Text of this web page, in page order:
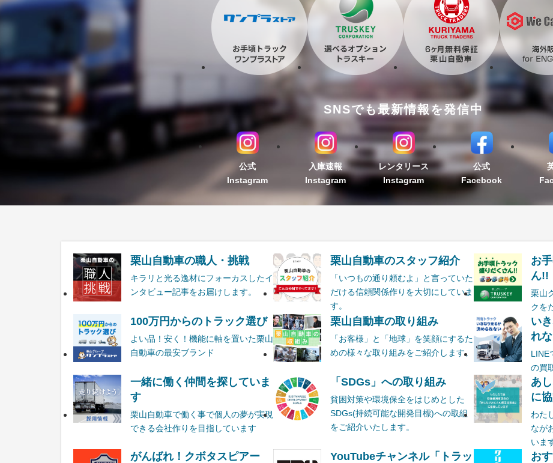
SNSでも最新情報を発信中
公式
Instagram
入庫速報
Instagram
レンタリース
Instagram
公式
Facebook
栗山自動車の職人・挑戦
キラリと光る逸材にフォーカスしたイ
ンタビュー記事をお届けします。
栗山自動車のスタッフ紹介
「いつもの通り頼むよ」と言っていた
だける信頼関係作りを大切にしていま
す。
お
ん!!
栗山
クを
100万円からのトラック選び
よい品！安く！機能に軸を置いた栗山
自動車の最安ブランド
栗山自動車の取り組み
「お客様」と「地球」を笑顔にするた
めの様々な取り組みをご紹介します。
い
れ
LINE
の買
一緒に働く仲間を探していま
す
栗山自動車で働く事で個人の夢が実現
できる会社作りを目指しています
「SDGs」への取り組み
貧困対策や環境保全をはじめとした
SDGs(持続可能な開発目標)への取組
をご紹介いたします。
あ
に
わた
なが
いま
がんばれ！クボタスピアー
YouTubeチャンネル「トラッ
お